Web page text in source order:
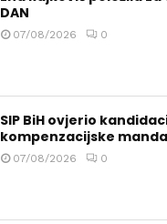
DAN
07/08/2026 0
SIP BiH ovjerio
kompenzacijske
07/08/2026 0